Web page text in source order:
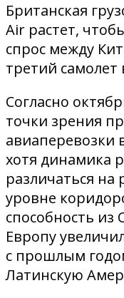
Британская
Air растет,
спрос между
третий самолет
Согласно
точки зрения
авиаперевозки
хотя динамика
различаться
уровне
способность из
Европу
с прошлым
Латинскую